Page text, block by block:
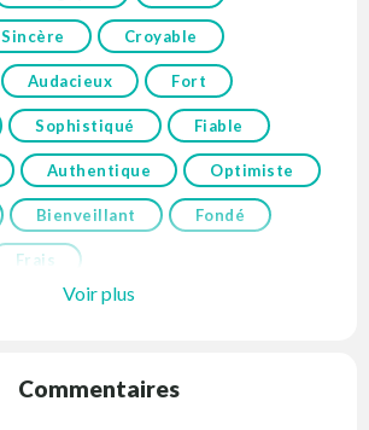
Sincère Croyable
Audacieux Fort
Sophistiqué Fiable
Authentique Optimiste
Bienveillant Fondé
Frais
Voir plus
Commentaires